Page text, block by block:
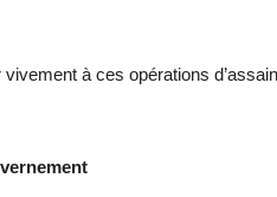
à ces opérations